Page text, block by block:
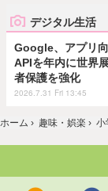
デジタル生活
Google、アプリ
APIを年内に世界
者保護を強化
2026.7.31 Fri 13:45
ホーム › 趣味・娯楽 › 小